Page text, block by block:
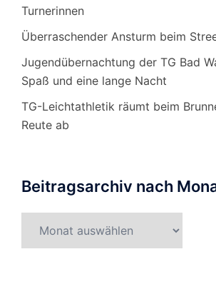
Turnerinnen
Überraschender Ansturm beim
Jugendübernachtung der TG Bad
Spaß und eine lange Nacht
TG-Leichtathletik räumt beim
Reute ab
Beitragsarchiv nach
nach